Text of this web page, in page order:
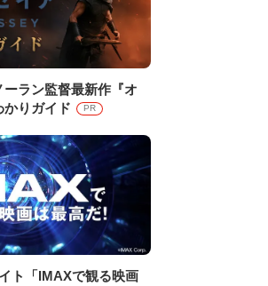
ラン監督最新作『オ
かりガイド
PR
ト「IMAXで観る映画